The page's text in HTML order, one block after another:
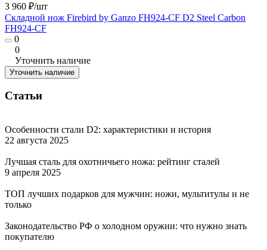
3 960 ₽/шт
Складной нож Firebird by Ganzo FH924-CF D2 Steel Carbon
FH924-CF
0
0
Уточнить наличие
Уточнить наличие
Статьи
Особенности стали D2: характеристики и история
22 августа 2025
Лучшая сталь для охотничьего ножа: рейтинг сталей
9 апреля 2025
ТОП лучших подарков для мужчин: ножи, мультитулы и не
только
Законодательство РФ о холодном оружии: что нужно знать
покупателю